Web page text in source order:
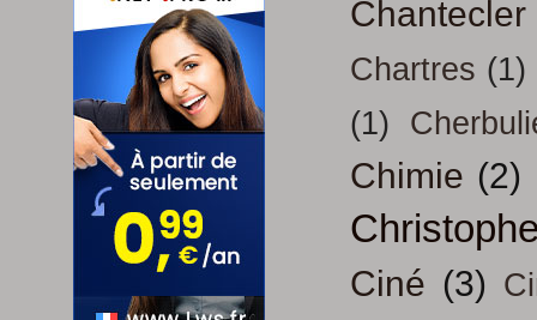
Chantecler
Chartres (1)
(1)
Chimie (2)
Ciné (3)